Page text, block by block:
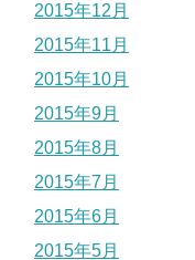
2015年12月
2015年11月
2015年10月
2015年9月
2015年8月
2015年7月
2015年6月
2015年5月